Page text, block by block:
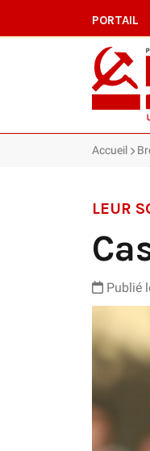
PORTAIL
Accueil
LEUR
Publié